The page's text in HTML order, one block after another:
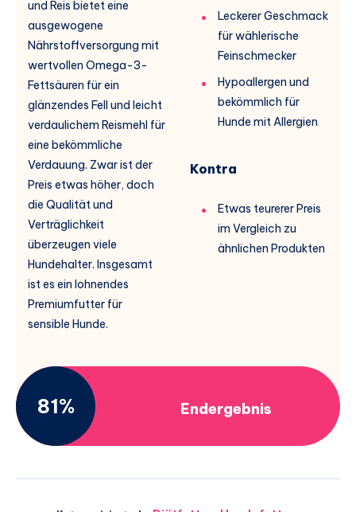
und Reis bietet eine
ausgewogene
Nährstoffversorgung mit
wertvollen Omega-3-
Fettsäuren für ein
glänzendes Fell und leicht
verdaulichem Reismehl für
eine bekömmliche
Verdauung. Zwar ist der
Preis etwas höher, doch
die Qualität und
Verträglichkeit
überzeugen viele
Hundehalter. Insgesamt
ist es ein lohnendes
Premiumfutter für
sensible Hunde.
Leckerer Geschmack
für wählerische
Feinschmecker
Hypoallergen und
bekömmlich für
Hunde mit Allergien
Kontra
Etwas teurerer Preis
im Vergleich zu
ähnlichen Produkten
81% Endergebnis